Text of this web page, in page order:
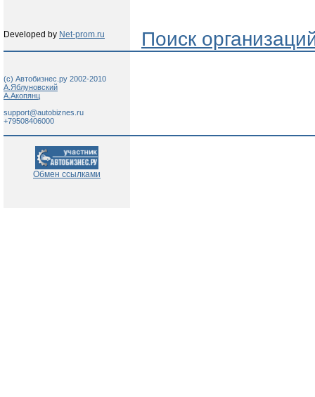
Developed by Net-prom.ru Поиск
(c) Автобизнес.ру 2002-2010
А.Яблуновский
А.Акопянц
support@autobiznes.ru
+79508406000
Обмен ссылками